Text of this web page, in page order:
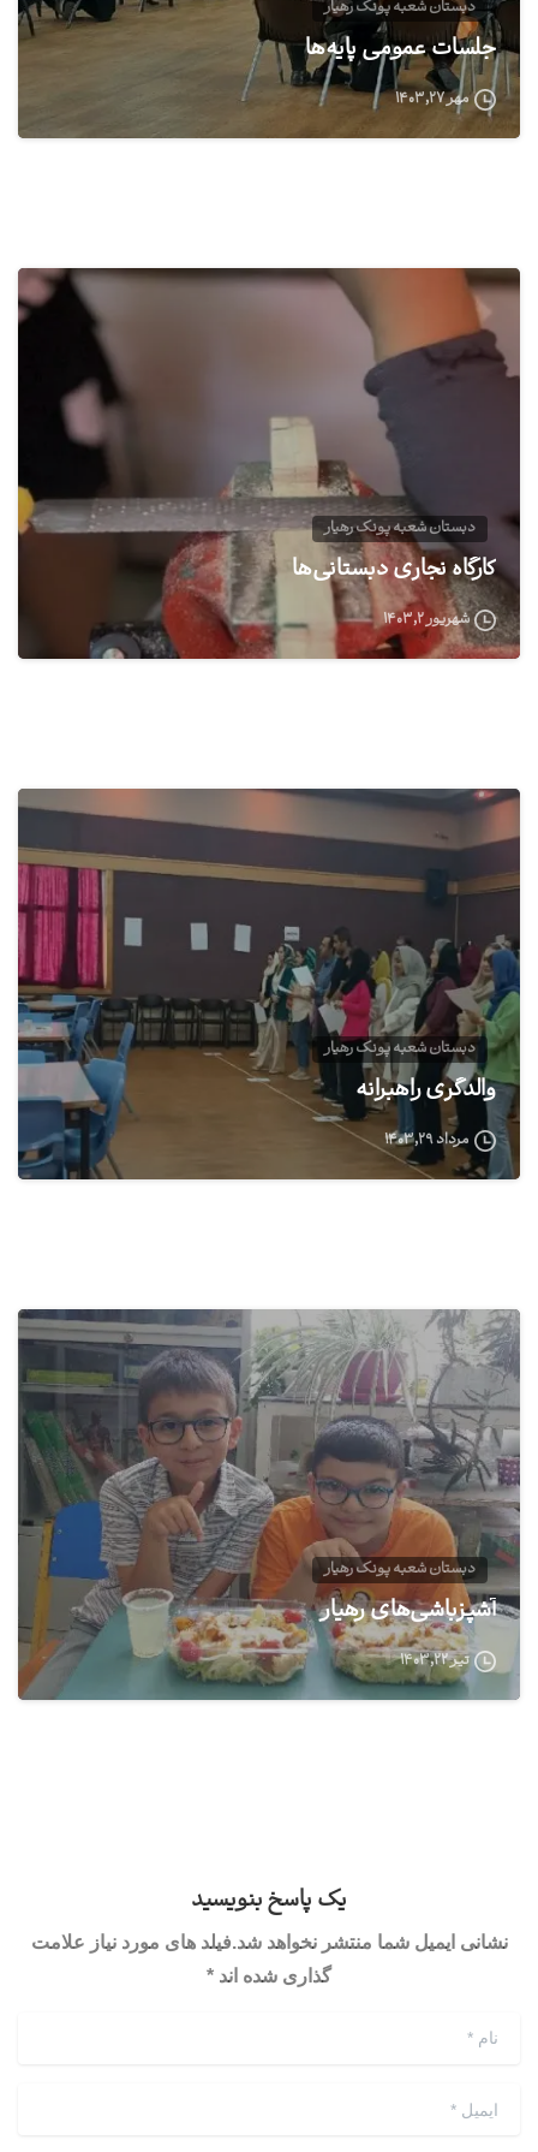
دبستان شعبه پونک رهیار
جلسات عمومی پایه‌ها
مهر ۲۷, ۱۴۰۳
0
دبستان شعبه پونک رهیار
کارگاه نجاری دبستانی‌ها
شهریور ۲, ۱۴۰۳
دبستان شعبه پونک رهیار
والدگری راهبرانه
مرداد ۲۹, ۱۴۰۳
1
دبستان شعبه پونک رهیار
آشپزباشی‌های رهیار
تیر ۲۲, ۱۴۰۳
یک پاسخ بنویسید
نشانی ایمیل شما منتشر نخواهد شد.فیلد های مورد نیاز علامت
گذاری شده اند *
نام*
ایمیل *